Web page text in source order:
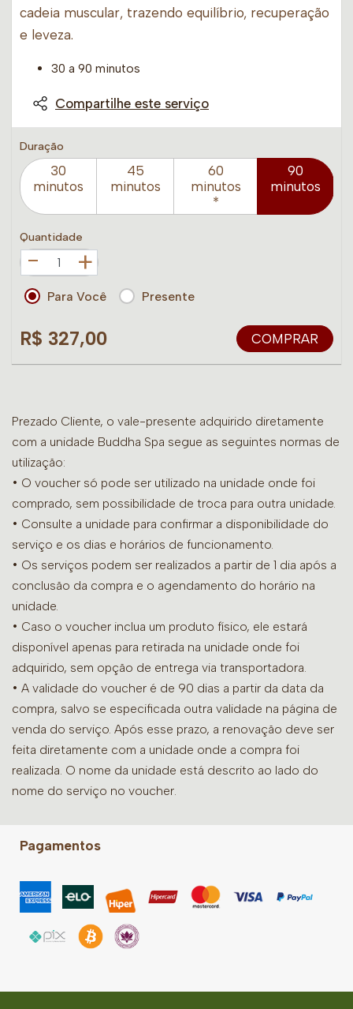
cadeia muscular, trazendo equilíbrio, recuperação
e leveza.
30 a 90 minutos
Compartilhe este serviço
Duração
30
minutos
45
minutos
60
minutos
*
90
minutos
Quantidade
+
Para Você Presente
R$ 327,00 COMPRAR
Prezado Cliente, o vale-presente adquirido diretamente
com a unidade Buddha Spa segue as seguintes normas de
utilização:
• O voucher só pode ser utilizado na unidade onde foi
comprado, sem possibilidade de troca para outra unidade.
• Consulte a unidade para confirmar a disponibilidade do
serviço e os dias e horários de funcionamento.
• Os serviços podem ser realizados a partir de 1 dia após a
conclusão da compra e o agendamento do horário na
unidade.
• Caso o voucher inclua um produto físico, ele estará
disponível apenas para retirada na unidade onde foi
adquirido, sem opção de entrega via transportadora.
• A validade do voucher é de 90 dias a partir da data da
compra, salvo se especificada outra validade na página de
venda do serviço. Após esse prazo, a renovação deve ser
feita diretamente com a unidade onde a compra foi
realizada. O nome da unidade está descrito ao lado do
nome do serviço no voucher.
Pagamentos